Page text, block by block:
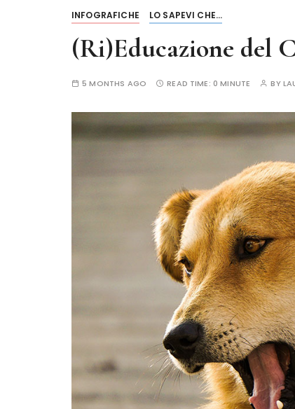
INFOGRAFICHE LO SAPEVI CHE...
(Ri)Educazione del
5 MONTHS AGO READ TIME: 0 MINUTE BY